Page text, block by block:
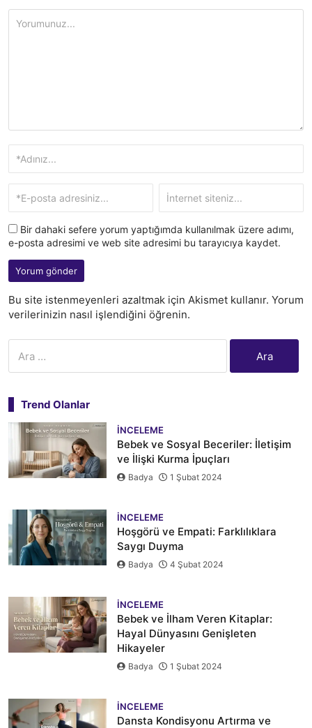
Bir dahaki sefere yorum yaptığımda kullanılmak üzere adımı,
e-posta adresimi ve web site adresimi bu tarayıcıya kaydet.
Bu site istenmeyenleri azaltmak için Akismet kullanır. Yorum
verilerinizin nasıl işlendiğini öğrenin.
Trend Olanlar
İNCELEME
Bebek ve Sosyal Beceriler: İletişim
ve İlişki Kurma İpuçları
Badya 1 Şubat 2024
İNCELEME
Hoşgörü ve Empati: Farklılıklara
Saygı Duyma
Badya 4 Şubat 2024
İNCELEME
Bebek ve İlham Veren Kitaplar:
Hayal Dünyasını Genişleten
Hikayeler
Badya 1 Şubat 2024
İNCELEME
Dansta Kondisyonu Artırma ve